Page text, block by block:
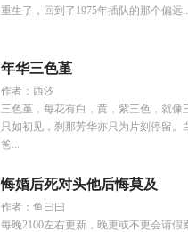
重生了，回到了1975年插队的那个偏远
年华三色堇
作者：西汐
三色堇，每花有白，黄，紫三色，就像
只如初见，刹那芳华亦只为片刻停留。
爸...
悔婚后死对头他后悔莫及
作者：鱼曰曰
每晚2100左右更新，晚更或不更会请假